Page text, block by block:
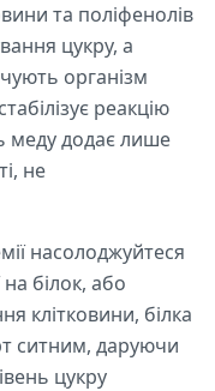
та поліфенолів
цукру, а
організм
реакцію
меду додає лише
не
насолоджуйтеся
білок, або
клітковини, білка
ситним, даруючи
цукру